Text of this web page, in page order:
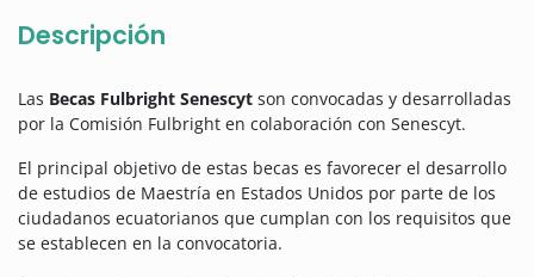
Descripción
Las Becas Fulbright Senescyt son convocadas y desarrolladas
por la Comisión Fulbright en colaboración con Senescyt.
El principal objetivo de estas becas es favorecer el desarrollo
de estudios de Maestría en Estados Unidos por parte de los
ciudadanos ecuatorianos que cumplan con los requisitos que
se establecen en la convocatoria.